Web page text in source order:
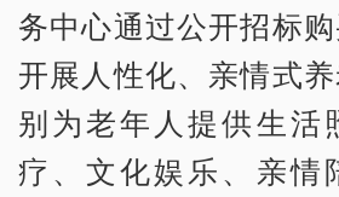
务中心通过公开招标
开展人性化、亲情式
别为老年人提供生活
疗、文化娱乐、亲情